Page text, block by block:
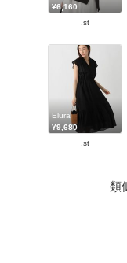
¥6,160
.st
Elura
¥9,680
.st
類